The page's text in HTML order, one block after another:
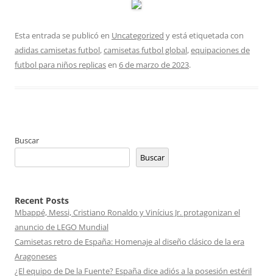
Esta entrada se publicó en Uncategorized y está etiquetada con
adidas camisetas futbol,camisetas futbol global,equipaciones de
futbol para niños replicasen 6 de marzo de 2023.
Buscar
Buscar
Recent Posts
Mbappé, Messi, Cristiano Ronaldo y Vinícius Jr. protagonizan el
anuncio de LEGO Mundial
Camisetas retro de España: Homenaje al diseño clásico de la era
Aragoneses
¿El equipo de De la Fuente? España dice adiós a la posesión estéril